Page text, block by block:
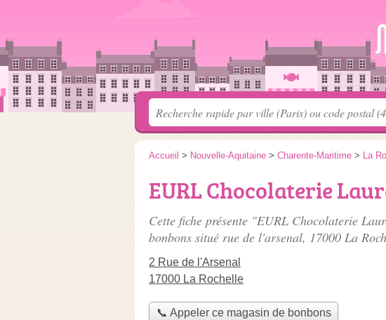
Accueil > Nouvelle-Aquitaine > Charente-Maritime > La
EURL Chocolaterie
Cette fiche présente "EURL Chocolaterie
bonbons situé rue de l'arsenal, 17000 La
2 Rue de l'Arsenal
17000 La Rochelle
📞 Appeler ce magasin de bonbons